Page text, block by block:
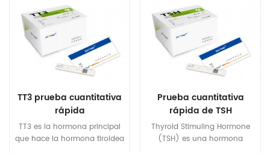
TT3 prueba cuantitativa
rápida
TT3 es la hormona principal
que hace la hormona tiroidea
Prueba cuantitativa
rápida de TSH
Thyroid Stimuling Hormone
(TSH) es una hormona